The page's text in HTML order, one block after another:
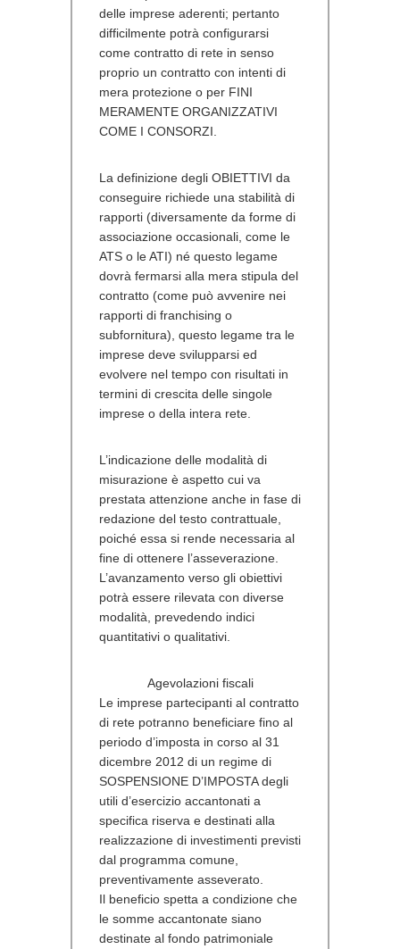
delle imprese aderenti; pertanto
difficilmente potrà configurarsi
come contratto di rete in senso
proprio un contratto con intenti di
mera protezione o per FINI
MERAMENTE ORGANIZZATIVI
COME I CONSORZI.
La definizione degli OBIETTIVI da
conseguire richiede una stabilità di
rapporti (diversamente da forme di
associazione occasionali, come le
ATS o le ATI) né questo legame
dovrà fermarsi alla mera stipula del
contratto (come può avvenire nei
rapporti di franchising o
subfornitura), questo legame tra le
imprese deve svilupparsi ed
evolvere nel tempo con risultati in
termini di crescita delle singole
imprese o della intera rete.
L’indicazione delle modalità di
misurazione è aspetto cui va
prestata attenzione anche in fase di
redazione del testo contrattuale,
poiché essa si rende necessaria al
fine di ottenere l’asseverazione.
L’avanzamento verso gli obiettivi
potrà essere rilevata con diverse
modalità, prevedendo indici
quantitativi o qualitativi.
Agevolazioni fiscali
Le imprese partecipanti al contratto
di rete potranno beneficiare fino al
periodo d’imposta in corso al 31
dicembre 2012 di un regime di
SOSPENSIONE D’IMPOSTA degli
utili d’esercizio accantonati a
specifica riserva e destinati alla
realizzazione di investimenti previsti
dal programma comune,
preventivamente asseverato.
Il beneficio spetta a condizione che
le somme accantonate siano
destinate al fondo patrimoniale